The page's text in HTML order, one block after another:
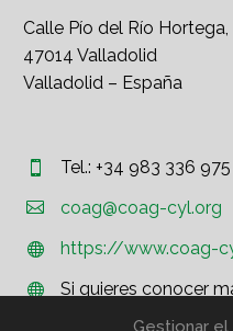
Gestionar
Calle Pío del Río Hortega,
47014 Valladolid
Valladolid – España

 Tel.: +34 983 336 975

 coag@coag-cyl.org

 https://www.coag-


Si quieres conocer
http://www.coag.org